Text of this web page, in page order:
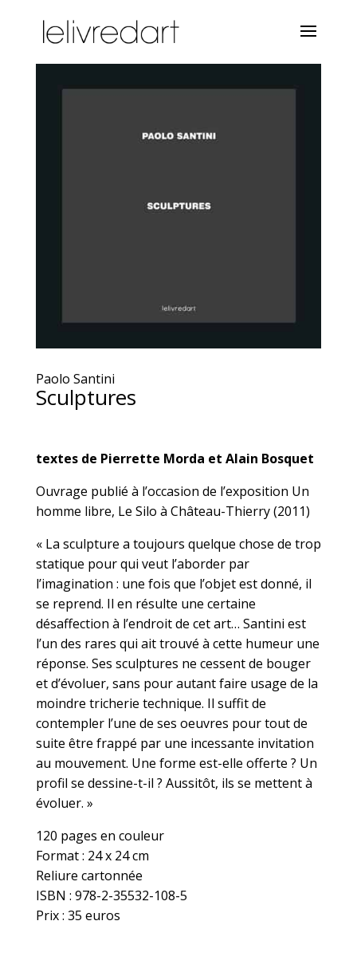
Paolo Santini
Sculptures
textes de Pierrette Morda et Alain Bosquet
Ouvrage publié à l’occasion de l’exposition Un
homme libre, Le Silo à Château-Thierry (2011)
« La sculpture a toujours quelque chose de trop
statique pour qui veut l’aborder par
l’imagination : une fois que l’objet est donné, il
se reprend. Il en résulte une certaine
désaffection à l’endroit de cet art… Santini est
l’un des rares qui ait trouvé à cette humeur une
réponse. Ses sculptures ne cessent de bouger
et d’évoluer, sans pour autant faire usage de la
moindre tricherie technique. Il suffit de
contempler l’une de ses oeuvres pour tout de
suite être frappé par une incessante invitation
au mouvement. Une forme est-elle offerte ? Un
profil se dessine-t-il ? Aussitôt, ils se mettent à
évoluer. »
120 pages en couleur
Format : 24 x 24 cm
Reliure cartonnée
ISBN : 978-2-35532-108-5
Prix : 35 euros